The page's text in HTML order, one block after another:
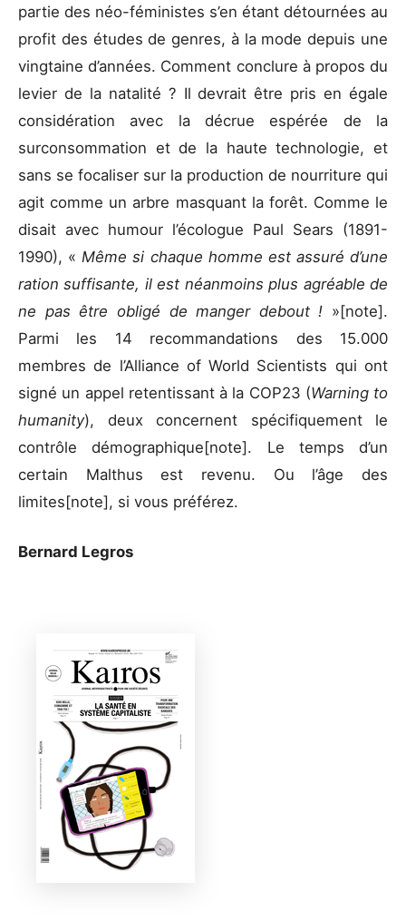
partie des néo-féministes s’en étant détournées au
profit des études de genres, à la mode depuis une
vingtaine d’années. Comment conclure à propos du
levier de la natalité ? Il devrait être pris en égale
considération avec la décrue espérée de la
surconsommation et de la haute technologie, et
sans se focaliser sur la production de nourriture qui
agit comme un arbre masquant la forêt. Comme le
disait avec humour l’écologue Paul Sears (1891-
1990), « Même si chaque homme est assuré d’une
ration suffisante, il est néanmoins plus agréable de
ne pas être obligé de manger debout ! »[note].
Parmi les 14 recommandations des 15.000
membres de l’Alliance of World Scientists qui ont
signé un appel retentissant à la COP23 (Warning to
humanity), deux concernent spécifiquement le
contrôle démographique[note]. Le temps d’un
certain Malthus est revenu. Ou l’âge des
limites[note], si vous préférez.
Bernard Legros